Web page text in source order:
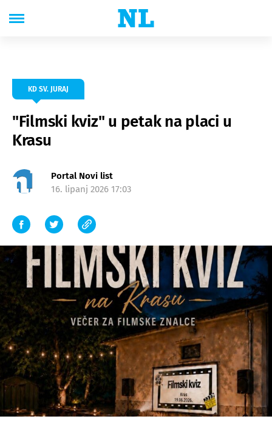
KD SV. JURAJ
"Filmski kviz" u petak na placi u
Krasu
Portal Novi list
16. lipanj 2026 17:03